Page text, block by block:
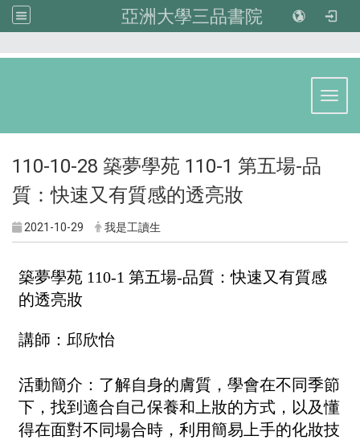
亞洲大學三品書院
110-10-28 築夢學苑 110-1 第五場-品
質：快速又有質感的透亮妝
2021-10-29 我是工讀生
築夢學苑 110-1 第五場-品質：快速又有質感
的透亮妝
講師： 邱欣怡
活動簡介： 了解自身的膚質，學會在不同季節
下，找到適合自己保養和上妝的方式，以及懂
得在面對不同場合時，利用簡易上手的化妝技